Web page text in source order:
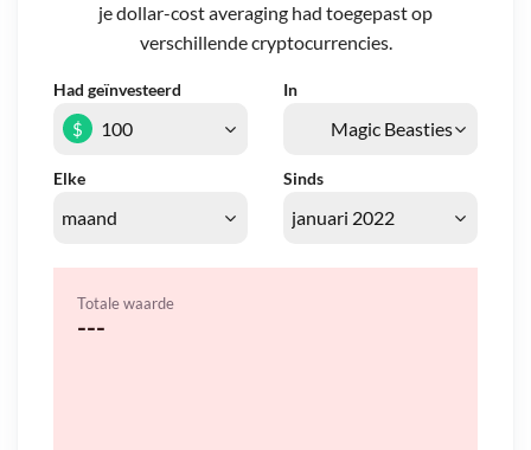
je dollar-cost averaging had toegepast op
verschillende cryptocurrencies.
Had geïnvesteerd In
Elke Sinds
$
Totale waarde
---